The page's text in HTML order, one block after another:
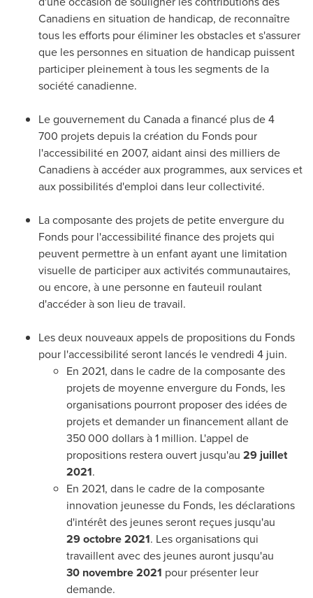
Canadiens en situation de handicap, de reconnaître
tous les efforts pour éliminer les obstacles et s'assurer
que les personnes en situation de handicap puissent
participer pleinement à tous les segments de la
société canadienne.
Le gouvernement du Canadaa financé plus de 4
700 projets depuis la création du Fonds pour
l'accessibilité en 2007, aidant ainsi des milliers de
Canadiens à accéder aux programmes, aux services et
aux possibilités d'emploi dans leur collectivité.
La composante des projets de petite envergure du
Fonds pour l'accessibilité finance des projets qui
peuvent permettre à un enfant ayant une limitation
visuelle de participer aux activités communautaires,
ou encore, à une personne en fauteuil roulant
d'accéder à son lieu de travail.
Les deux nouveaux appels de propositions du Fonds
pour l'accessibilité seront lancés le vendredi 4 juin.
En 2021, dans le cadre de la composante des
projets de moyenne envergure du Fonds, les
organisations pourront proposer des idées de
projets et demander un financement allant de
350 000 dollars à 1 million. L'appel de
propositions restera ouvert jusqu'au 29 juillet
2021.
En 2021, dans le cadre de la composante
innovation jeunesse du Fonds, les déclarations
d'intérêt des jeunes seront reçues jusqu'au
29 octobre 2021. Les organisations qui
travaillent avec des jeunes auront jusqu'au
30 novembre 2021 pour présenter leur
demande.